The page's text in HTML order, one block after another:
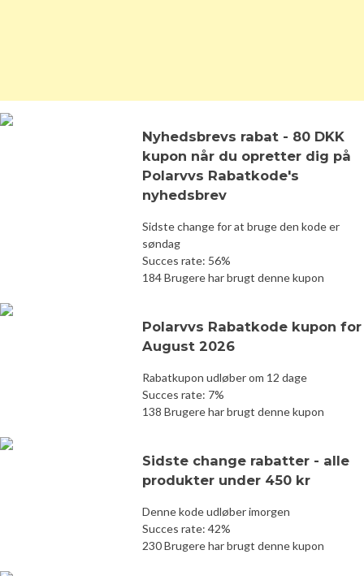
Nyhedsbrevs rabat - 80 DKK
kupon når du opretter dig på
Polarvvs Rabatkode's
nyhedsbrev
Sidste change for at bruge den kode er
søndag
Succes rate: 56%
184 Brugere har brugt denne kupon
Polarvvs Rabatkode kupon for
August 2026
Rabatkupon udløber om 12 dage
Succes rate: 7%
138 Brugere har brugt denne kupon
Sidste change rabatter - alle
produkter under 450 kr
Denne kode udløber imorgen
Succes rate: 42%
230 Brugere har brugt denne kupon